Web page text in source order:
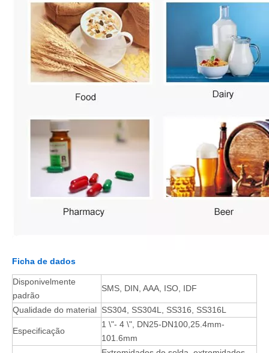
Ficha de dados
Disponivelmente
padrão
SMS, DIN, AAA, ISO, IDF
Qualidade do material SS304, SS304L, SS316, SS316L
Especificação
1 \"- 4 \", DN25-DN100,25.4mm-
101.6mm